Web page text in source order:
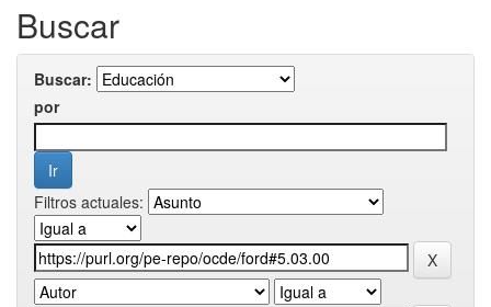
Buscar
Buscar:
por
Filtros actuales: